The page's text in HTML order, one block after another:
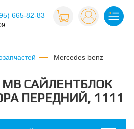
665-82-83
mercedes benz
МВ САЙЛЕНТБЛОК
ПЕРЕДНИЙ, 1111